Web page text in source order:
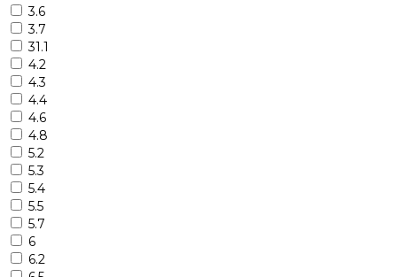
3.6
3.7
31.1
4.2
4.3
4.4
4.6
4.8
5.2
5.3
5.4
5.5
5.7
6
6.2